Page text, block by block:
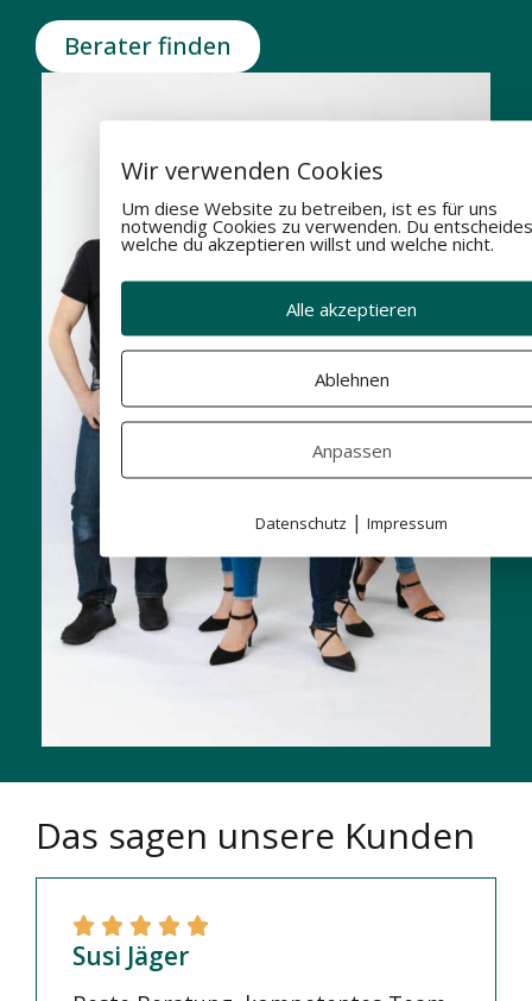
Berater finden
Das sagen unsere Kunden
Susi Jäger
Wir verwenden Cookies
Um diese Website zu betreiben, ist es für uns
notwendig Cookies zu verwenden. Du
welche du akzeptieren willst und welche nicht.
Alle akzeptieren
Ablehnen
Anpassen
Datenschutz | Impressum